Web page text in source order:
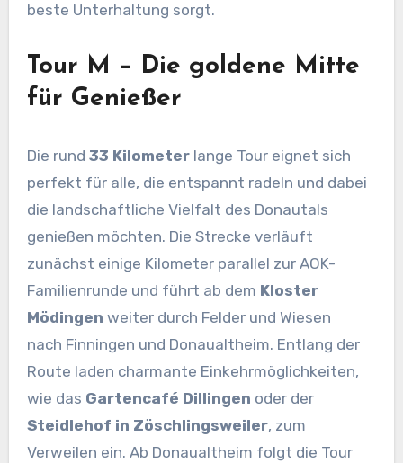
beste Unterhaltung sorgt.
Tour M – Die goldene Mitte
für Genießer
Die rund 33 Kilometerlange Tour eignet sich
perfekt für alle, die entspannt radeln und dabei
die landschaftliche Vielfalt des Donautals
genießen möchten. Die Strecke verläuft
zunächst einige Kilometer parallel zur AOK-
Familienrunde und führt ab dem Kloster
Mödingen weiter durch Felder und Wiesen
nach Finningen und Donaualtheim. Entlang der
Route laden charmante Einkehrmöglichkeiten,
wie das Gartencafé Dillingen oder der
Steidlehof in Zöschlingsweiler, zum
Verweilen ein. Ab Donaualtheim folgt die Tour